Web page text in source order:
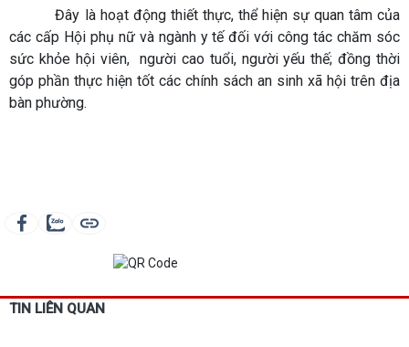
Đây là hoạt động thiết thực, thể hiện sự quan tâm của
các cấp Hội phụ nữ và ngành y tế đối với công tác chăm sóc
sức khỏe hội viên, người cao tuổi, người yếu thế; đồng thời
góp phần thực hiện tốt các chính sách an sinh xã hội trên địa
bàn phường.
TIN LIÊN QUAN